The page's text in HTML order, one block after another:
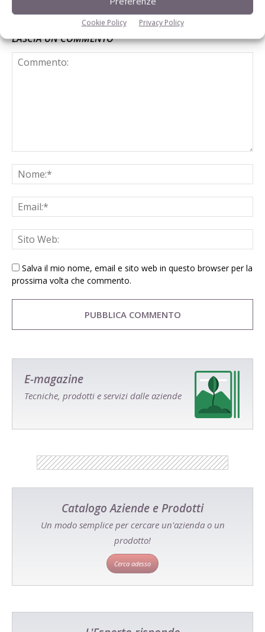
Cookie Policy Privacy Policy
LASCIA UN COMMENTO
Salva il mio nome, email e sito web in questo browser per la
prossima volta che commento.
E-magazine
Tecniche, prodotti e servizi dalle aziende
Catalogo Aziende e Prodotti
Un modo semplice per cercare un'azienda o un
prodotto!
Cerca adesso